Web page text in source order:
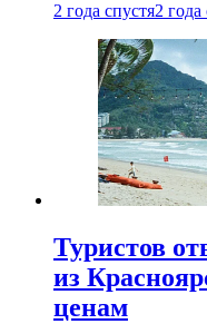
2 года спустя2 года
Туристов
из
ценам